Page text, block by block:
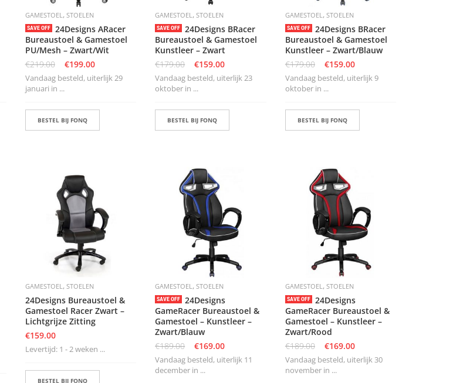
GAMESTOEL, STOELEN
SAVE OFF
24Designs ARacer
Bureaustoel & Gamestoel
PU/Mesh – Zwart/Wit
€219.00 €199.00
Vandaag besteld, uiterlijk 29
januari in ...
BESTEL BIJ FONQ
GAMESTOEL,STOELEN
SAVE OFF
24Designs BRacer
Bureaustoel & Gamestoel
Kunstleer – Zwart
€179.00 €159.00
Vandaag besteld, uiterlijk 23
oktober in ...
BESTEL BIJ FONQ
GAMESTOEL, STOELEN
SAVE OFF
24Designs BRacer
Bureaustoel & Gamestoel
Kunstleer – Zwart/Blauw
€179.00 €159.00
Vandaag besteld, uiterlijk 9
oktober in ...
BESTEL BIJ FONQ
GAMESTOEL , STOELEN
24Designs Bureaustoel &
Gamestoel Racer Zwart –
Lichtgrijze Zitting
€159.00
Levertijd: 1 - 2 weken ...
BESTEL BIJ FONQ
GAMESTOEL ,STOELEN
SAVE OFF
24Designs
GameRacer Bureaustoel &
Gamestoel – Kunstleer –
Zwart/Blauw
€189.00 €169.00
Vandaag besteld, uiterlijk 11
december in ...
GAMESTOEL , STOELEN
SAVE OFF
24Designs
GameRacer Bureaustoel &
Gamestoel – Kunstleer –
Zwart/Rood
€189.00 €169.00
Vandaag besteld, uiterlijk 30
november in ...